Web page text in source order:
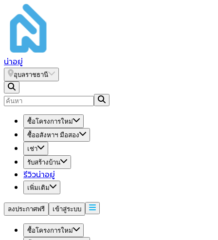
น่าอยู่
อุบลราชธานี
ซื้อโครงการใหม่
ซื้ออสังหาฯ มือสอง
เช่า
รับสร้างบ้าน
รีวิวน่าอยู่
เพิ่มเติม
ลงประกาศฟรี เข้าสู่ระบบ
ซื้อโครงการใหม่